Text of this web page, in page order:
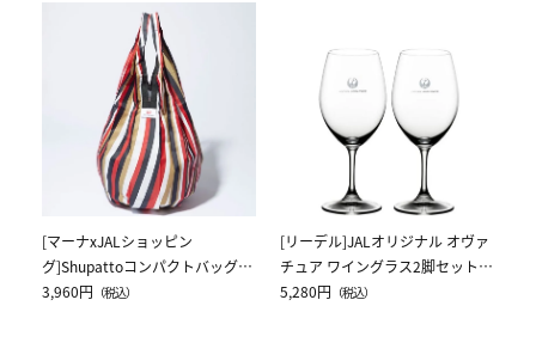
[マーナxJALショッピン
グ]Shupattoコンパクトバッグ
Drop JAL客室乗務員（LC）スカ
3,960円 （税込）
[リーデル]JALオリジナル オヴァ
チュア ワイングラス2脚セット
（レッドワイン）
5,280円 （税込）